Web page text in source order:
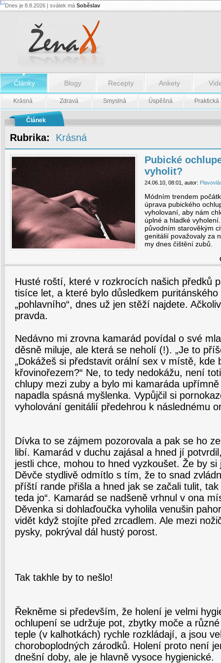
Pubické
Vzoreček
nebo
vyholit?
Dnes je 8.8.2026 | svátek má Soběslav
Články Blogy Recepty Ankety
Krásná Zdravá Smyslná Úspěšná Praktická
Článek
Rubrika: Krásná
Pubické
vyholit?
24.06.10, 08:01, autor:
Módním trendem
úprava pubického
vyholovaní, aby nám
úplné a hladké
původním starověkým
genitálií považovaly za
my dnes čištění zubů.
Husté roští, které v rozkrocích našich předků
tisíce let, a které bylo důsledkem
„pohlavního“, dnes už jen stěží najdete.
pravda.
Nedávno mi zrovna kamarád povídal o své
děsně miluje, ale která se neholí (!). „Je to
„Dokážeš si představit orální sex v místě, kde
křovinořezem?“ Ne, to tedy nedokážu, není
chlupy mezi zuby a bylo mi kamaráda
napadla spásná myšlenka. Vypůjčil si
vyholování genitálií předehrou k následnému
Dívka to se zájmem pozorovala a pak se ho
libí. Kamarád v duchu zajásal a hned jí
jestli chce, mohou to hned vyzkoušet. Že by si
Děvče stydlivě odmítlo s tím, že to snad
příští rande přišla a hned jak se začali tulit, tak
teda jo“. Kamarád se nadšeně vrhnul v ona
Děvenka si dohlaďoučka vyholila venušin
vidět když stojíte před zrcadlem. Ale mezi
pysky, pokrýval dál hustý porost.
Tak takhle by to nešlo!
Řekněme si především, že holení je velmi
ochlupení se udržuje pot, zbytky moče a
teple (v kalhotkách) rychle rozkládají, a jsou
choroboplodných zárodků. Holení proto není
dnešní doby, ale je hlavně vysoce hygienické.